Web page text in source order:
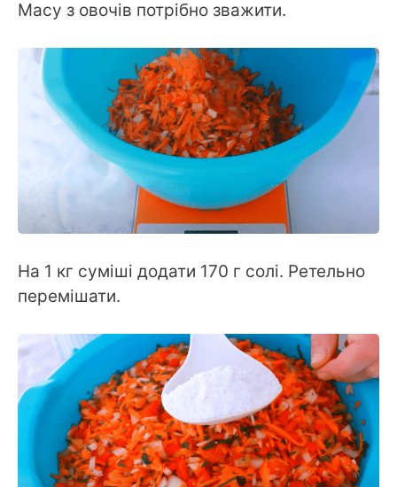
Масу з овочів потрібно зважити.
На 1 кг суміші додати 170 г солі. Ретельно
перемішати.